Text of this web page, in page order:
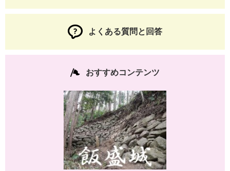
よくある質問と回答
おすすめコンテンツ